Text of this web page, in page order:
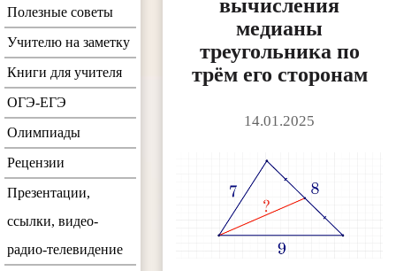
вычисления
медианы
треугольника по
трём его сторонам
14.01.2025
Полезные советы
Учителю на заметку
Книги для учителя
ОГЭ-ЕГЭ
Олимпиады
Рецензии
Презентации,
ссылки, видео-
радио-телевидение